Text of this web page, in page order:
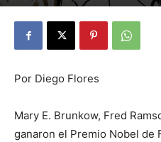
Por Diego Flores
Mary E. Brunkow, Fred
ganaron el Premio Nobel de